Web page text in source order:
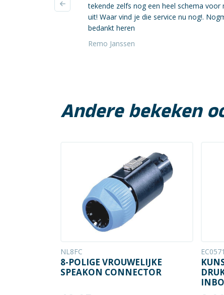
tekende zelfs nog een heel schema voor
uit! Waar vind je die service nu nog!.
bedankt heren
Remo Janssen
Andere bekeken
NL8FC
8-POLIGE VROUWELIJKE
SPEAKON CONNECTOR